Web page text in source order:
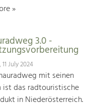
»
3.0 -
July 2024
mit seinen
ist das radtouristische
in Niederösterreich.